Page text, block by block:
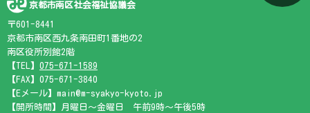
京都市南区社会福祉協議会
〒601-8441
京都市南区西九条南田町1番地の2
南区役所別館2階
【TEL】 075-671-1589
【FAX】075-671-3840
【Eメール】main@m-syakyo-kyoto.jp
【開所時間】月曜日～金曜日 午前9時～午後5時